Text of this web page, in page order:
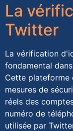
La
Twitter
La vérification
fondamental
Cette plateforme
mesures de
réels des
numéro de
utilisée par